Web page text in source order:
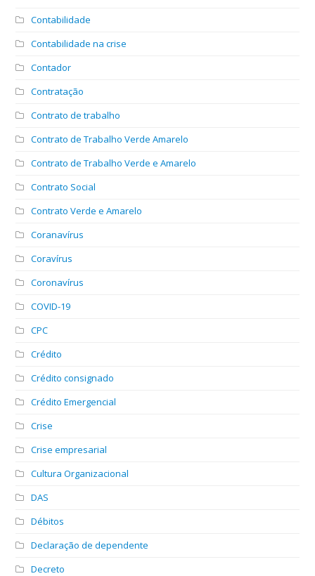
Contabilidade
Contabilidade na crise
Contador
Contratação
Contrato de trabalho
Contrato de Trabalho Verde Amarelo
Contrato de Trabalho Verde e Amarelo
Contrato Social
Contrato Verde e Amarelo
Coranavírus
Coravírus
Coronavírus
COVID-19
CPC
Crédito
Crédito consignado
Crédito Emergencial
Crise
Crise empresarial
Cultura Organizacional
DAS
Débitos
Declaração de dependente
Decreto